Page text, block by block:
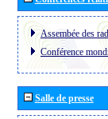
Assembée des
Conférence
Salle de presse